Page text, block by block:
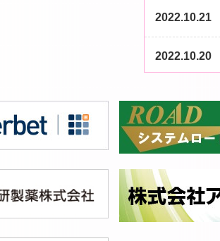
2022.10.21
2022.10.20
2022.10.05
2022.10.04